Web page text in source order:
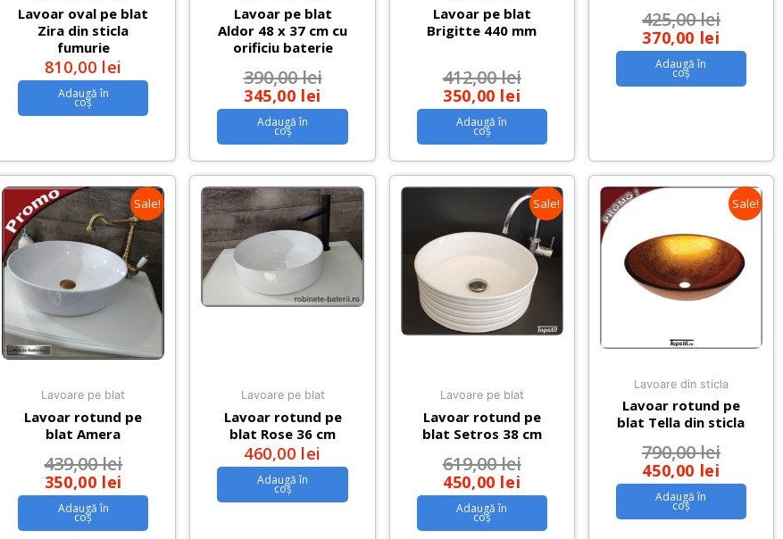
Lavoar oval pe blat
Zira din sticla
fumurie
810,00 lei
Adaugă în
coș
Lavoar pe blat
Aldor 48 x 37 cm cu
orificiu baterie
390,00lei
345,00 lei
Adaugă în
coș
Lavoar pe blat
Brigitte 440 mm
412,00lei
350,00 lei
Adaugă în
coș
425,00lei
370,00 lei
Adaugă în
coș
Sale!
Lavoare pe blat
Lavoar rotund pe
blat Amera
439,00lei
350,00 lei
Adaugă în
coș
Lavoare pe blat
Lavoar rotund pe
blat Rose 36 cm
460,00 lei
Adaugă în
coș
Sale!
Lavoare pe blat
Lavoar rotund pe
blat Setros 38 cm
619,00lei
450,00 lei
Adaugă în
coș
Sale!
Lavoare din sticla
Lavoar rotund pe
blat Tella din sticla
790,00lei
450,00 lei
Adaugă în
coș